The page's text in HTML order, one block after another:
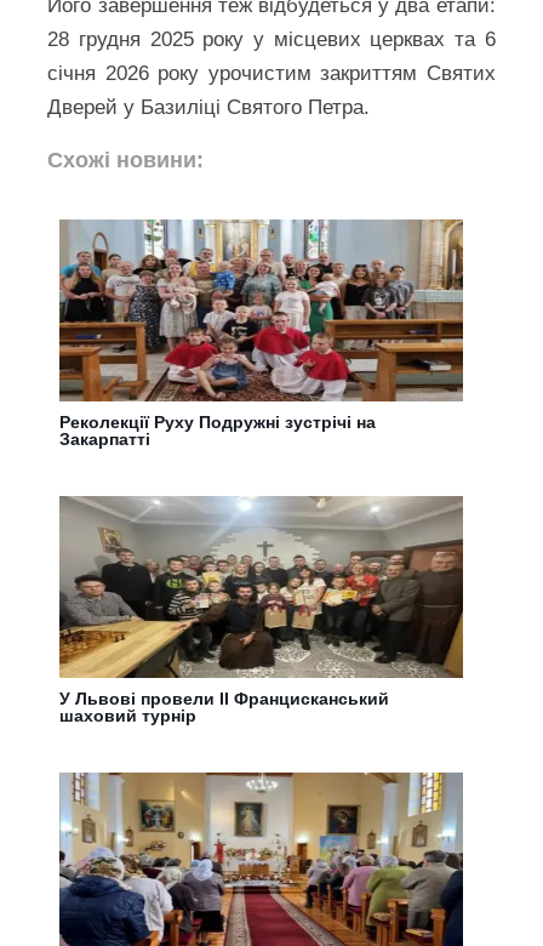
Його завершення теж відбудеться у два етапи:
28 грудня 2025 року у місцевих церквах та 6
січня 2026 року урочистим закриттям Святих
Дверей у Базиліці Святого Петра.
Схожі новини:
Реколекції Руху Подружні зустрічі на
Закарпатті
У Львові провели ІІ Францисканський
шаховий турнір